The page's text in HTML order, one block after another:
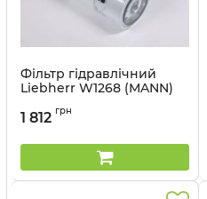
Фільтр гідравлічний
Liebherr W1268 (MANN)
1 812 грн